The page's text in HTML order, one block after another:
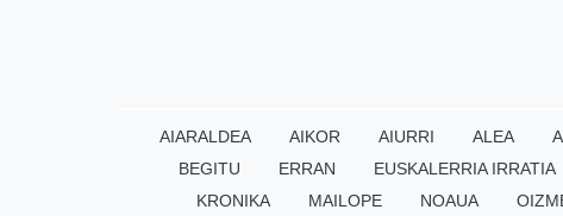
AIARALDEA AIKOR AIURRI ALEA
BEGITU
ERRAN EUSKALERRIA IRRATIA
KRONIKA
MAILOPE NOAUA